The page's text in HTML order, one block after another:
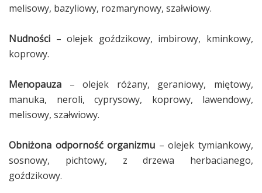
melisowy, bazyliowy, rozmarynowy, szałwiowy.
Nudności – olejek goździkowy, imbirowy, kminkowy,
koprowy.
Menopauza – olejek różany, geraniowy, miętowy,
manuka, neroli, cyprysowy, koprowy, lawendowy,
melisowy, szałwiowy.
Obniżona odporność organizmu – olejek tymiankowy,
sosnowy, pichtowy, z drzewa herbacianego,
goździkowy.